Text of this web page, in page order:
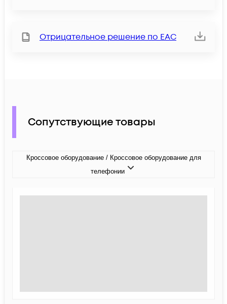
Отрицательное решение по ЕАС
Сопутствующие товары
Кроссовое оборудование / Кроссовое оборудование для
телефонии